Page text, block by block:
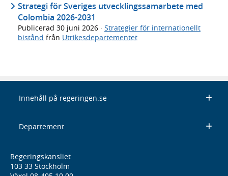
Strategi för Sveriges utvecklingssamarbete med
Colombia 2026-2031
Publicerad 30 juni 2026 · Strategier för internationellt
bistånd från Utrikesdepartementet
Innehåll på regeringen.se
Departement
Regeringskansliet
103 33 Stockholm